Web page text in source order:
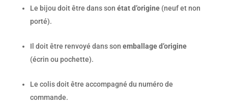
Le bijou doit être dans son état d’origine(neuf et non
porté).
Il doit être renvoyé dans son emballage d’origine
(écrin ou pochette).
Le colis doit être accompagné du numéro de
commande.